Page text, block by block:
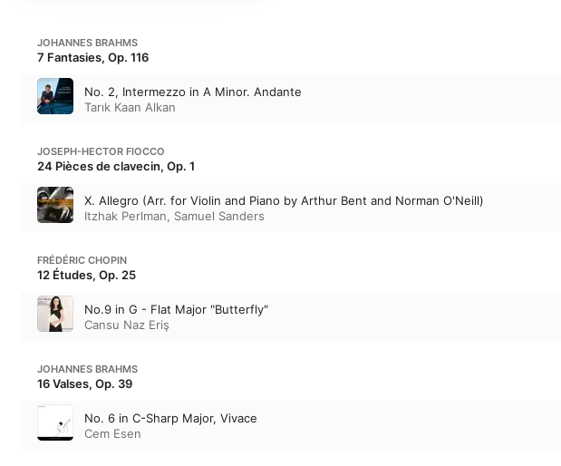
JOHANNES BRAHMS
7 Fantasies, Op. 116
No. 2, Intermezzo in A Minor. Andante
Tarık Kaan Alkan
JOSEPH-HECTOR FIOCCO
24 Pièces de clavecin, Op. 1
X. Allegro (Arr. for Violin and Piano by Arthur Bent and Norman O'Neill)
Itzhak Perlman, Samuel Sanders
FRÉDÉRIC CHOPIN
12 Études, Op. 25
No.9 in G - Flat Major "Butterfly"
Cansu Naz Eriş
JOHANNES BRAHMS
16 Valses, Op. 39
No. 6 in C-Sharp Major, Vivace
Cem Esen